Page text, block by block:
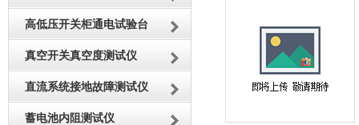
高低压开关柜通电试验台
真空开关真空度测试仪
直流系统接地故障测试仪
蓄电池内阻测试仪